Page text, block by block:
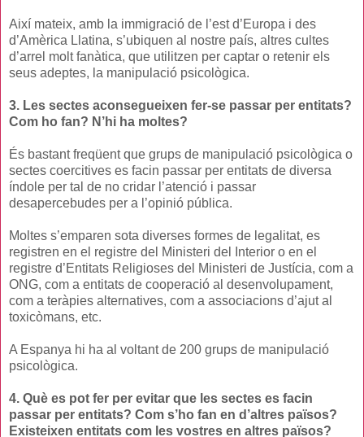
Així mateix, amb la immigració de l’est d’Europa i des
d’Amèrica Llatina, s’ubiquen al nostre país, altres cultes
d’arrel molt fanàtica, que utilitzen per captar o retenir els
seus adeptes, la manipulació psicològica.
3. Les sectes aconsegueixen fer-se passar per entitats?
Com ho fan? N’hi ha moltes?
És bastant freqüent que grups de manipulació psicològica o
sectes coercitives es facin passar per entitats de diversa
índole per tal de no cridar l’atenció i passar
desapercebudes per a l’opinió pública.
Moltes s’emparen sota diverses formes de legalitat, es
registren en el registre del Ministeri del Interior o en el
registre d’Entitats Religioses del Ministeri de Justícia, com a
ONG, com a entitats de cooperació al desenvolupament,
com a teràpies alternatives, com a associacions d’ajut al
toxicòmans, etc.
A Espanya hi ha al voltant de 200 grups de manipulació
psicològica.
4. Què es pot fer per evitar que les sectes es facin
passar per entitats? Com s’ho fan en d’altres països?
Existeixen entitats com les vostres en altres països?